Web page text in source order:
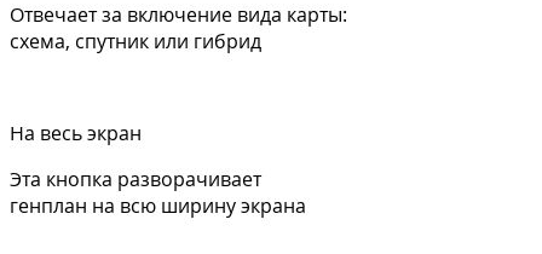
Отвечает за включение вида карты:
схема, спутник или гибрид
На весь экран
Эта кнопка разворачивает
генплан на всю ширину экрана